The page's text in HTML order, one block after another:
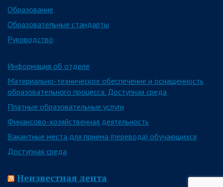
Образование
Образовательные стандарты
Руководство
Информация об отделе
Материально-техническое обеспечение и оснащенность
образовательного процесса. Доступная среда
Платные образовательные услуги
Финансово-хозяйственная деятельность
Вакантные места для приема (перевода) обучающихся
Доступная среда
Неизвестная лента